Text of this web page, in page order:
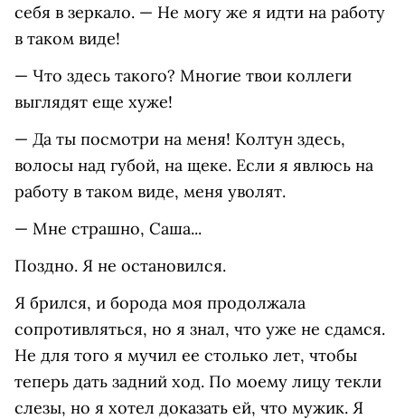
себя в зеркало. — Не могу же я идти на работу
в таком виде!
— Что здесь такого? Многие твои коллеги
выглядят еще хуже!
— Да ты посмотри на меня! Колтун здесь,
волосы над губой, на щеке. Если я явлюсь на
работу в таком виде, меня уволят.
— Мне страшно, Саша...
Поздно. Я не остановился.
Я брился, и борода моя продолжала
сопротивляться, но я знал, что уже не сдамся.
Не для того я мучил ее столько лет, чтобы
теперь дать задний ход. По моему лицу текли
слезы, но я хотел доказать ей, что мужик. Я